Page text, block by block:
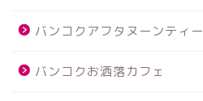
バンコクアフタヌーンティー
バンコクお洒落カフェ